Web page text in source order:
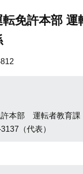
免許本部 運
本部 運転者教育
（代表）